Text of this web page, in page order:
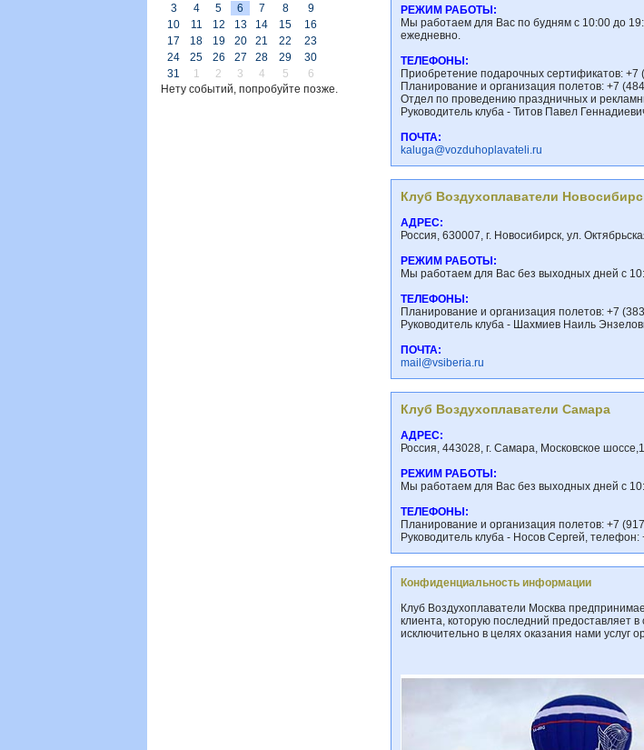
3
4 5 6 7 8
9
10
11 12 13 14 15
16
17
18 19 20 21 22
23
24
25 26 27 28 29
30
31
1 2 3 4 5
6
Нету событий, попробуйте позже.
РЕЖИМ РАБОТЫ:
Мы работаем для Вас по будням с 10:00 до
ежедневно.
ТЕЛЕФОНЫ:
Приобретение подарочных сертификатов: +7
Планирование и организация полетов: +7
Отдел по проведению праздничных и
Руководитель клуба - Титов Павел
ПОЧТА:
kaluga@vozduhoplavateli.ru
Клуб Воздухоплаватели
АДРЕС:
Россия, 630007, г. Новосибирск, ул.
РЕЖИМ РАБОТЫ:
Мы работаем для Вас без выходных дней с
ТЕЛЕФОНЫ:
Планирование и организация полетов: +7
Руководитель клуба - Шахмиев Наиль
ПОЧТА:
mail@vsiberia.ru
Клуб Воздухоплаватели Самара
АДРЕС:
Россия, 443028, г. Самара, Московское
РЕЖИМ РАБОТЫ:
Мы работаем для Вас без выходных дней с
ТЕЛЕФОНЫ:
Планирование и организация полетов: +7
Руководитель клуба - Носов Сергей, телефон:
Конфиденциальность информации
Клуб Воздухоплаватели Москва
клиента, которую последний предоставляет
исключительно в целях оказания нами услуг